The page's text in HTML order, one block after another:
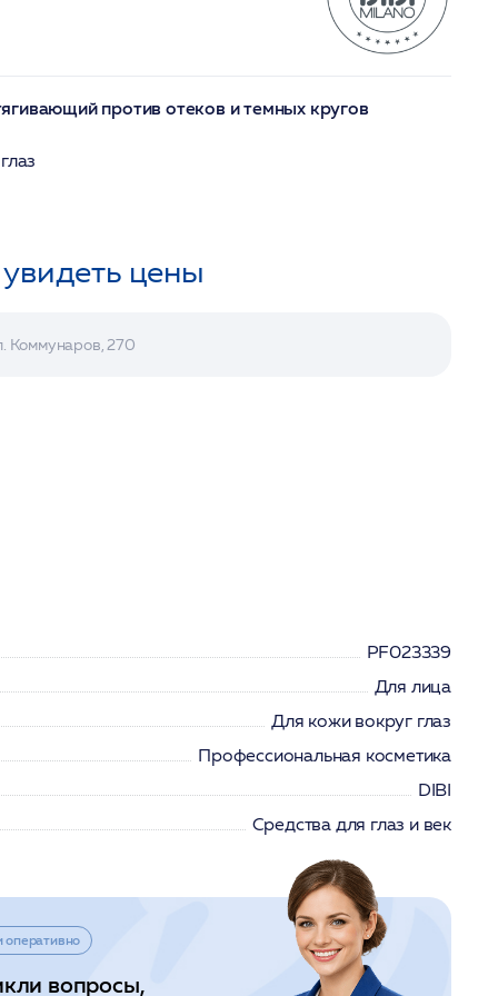
против отеков и темных кругов
цены
Коммунаров, 270
PF023339
Для лица
Для кожи вокруг глаз
Профессиональная косметика
DIBI
Средства для глаз и век
оперативно
вопросы,